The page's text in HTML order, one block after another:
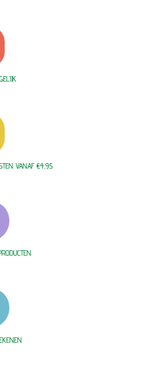
VANAF €4,95